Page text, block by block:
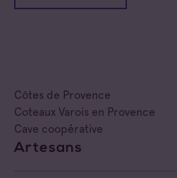
Coteaux d'Aix-en-Provence
Coteaux Varois en Provence
Cave coopérative
Cave particulière
Côtes de Provence
Coteaux Varois en Provence
Cave coopérative
Artesans